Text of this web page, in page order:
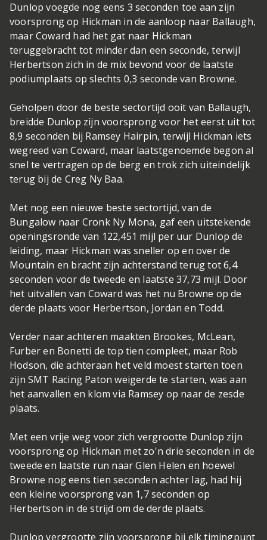
Dunlop voegde nog eens 3 seconden toe aan zijn
voorsprong op Hickman in de aanloop naar Ballaugh,
maar Coward had het gat naar Hickman
teruggebracht tot minder dan een seconde, terwijl
Herbertson zich in de mix bevond voor de laatste
podiumplaats op slechts 0,3 seconde van Browne.
Geholpen door de beste sectortijd ooit van Ballaugh,
breidde Dunlop zijn voorsprong voor het eerst uit tot
8,9 seconden bij Ramsey Hairpin, terwijl Hickman iets
wegreed van Coward, maar laatstgenoemde begon al
snel te vertragen op de berg en trok zich uiteindelijk
terug bij de Creg Ny Baa.
Met nog een nieuwe beste sectortijd, van de
Bungalow naar Cronk Ny Mona, gaf een uitstekende
openingsronde van 122,451 mijl per uur Dunlop de
leiding, maar Hickman was sneller op en over de
Mountain en bracht zijn achterstand terug tot 6,4
seconden voor de tweede en laatste 37,73 mijl. Door
het uitvallen van Coward was het nu Browne op de
derde plaats voor Herbertson, Jordan en Todd.
Verder naar achteren maakten Brookes, McLean,
Furber en Bonetti de top tien compleet, maar Rob
Hodson, die achteraan het veld moest starten toen
zijn SMT Racing Paton weigerde te starten, was aan
het aanvallen en klom via Ramsey op naar de zesde
plaats.
Met een vrije weg voor zich vergrootte Dunlop zijn
voorsprong op Hickman met zo'n drie seconden in de
tweede en laatste run naar Glen Helen en hoewel
Browne nog eens tien seconden achter lag, had hij
een kleine voorsprong van 1,7 seconden op
Herbertson in de strijd om de derde plaats.
Dunlop vergrootte zijn voorsprong bij elk timingpunt